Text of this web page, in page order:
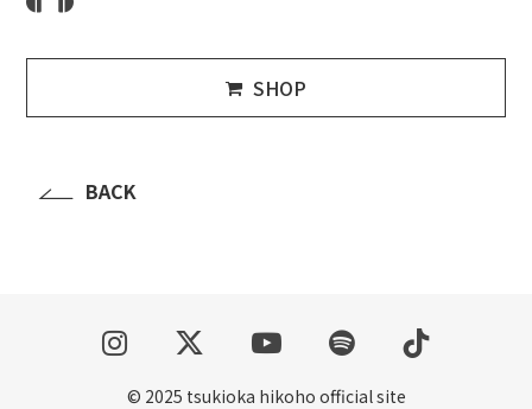
SHOP
BACK
© 2025 tsukioka hikoho official site